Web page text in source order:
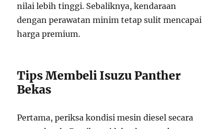
nilai lebih tinggi. Sebaliknya, kendaraan
dengan perawatan minim tetap sulit mencapai
harga premium.
Tips Membeli Isuzu Panther
Bekas
Pertama, periksa kondisi mesin diesel secara